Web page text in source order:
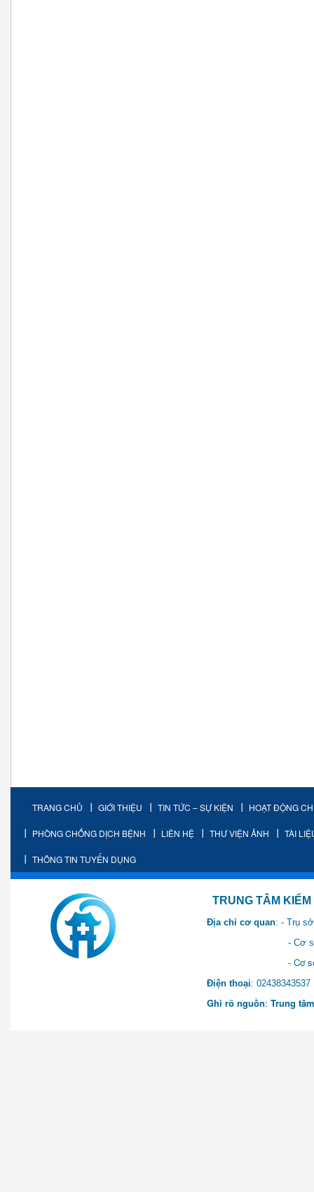
TRANG CHỦ GIỚI THIỆU TIN TỨC – SỰ KIỆN HOẠT ĐỘNG
PHÒNG CHỐNG DỊCH BỆNH LIÊN HỆ THƯ VIỆN ẢNH TÀI
THÔNG TIN TUYỂN DỤNG
TRUNG TÂM KIỂM SOÁT
Địa chỉ cơ quan: - Trụ
- Cơ sở 2: Khu Hành
- Cơ sở 3: Số 1 Ngõ 2
Điện thoại:
Ghi rõ nguồn: Trung